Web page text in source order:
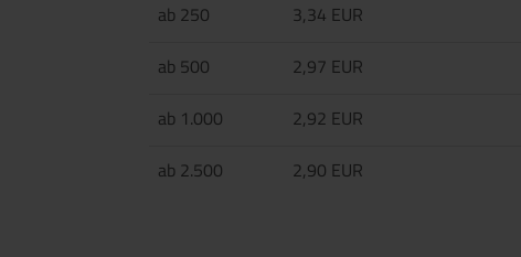
ab 250
3,34 EUR
ab 500
2,97 EUR
ab 1.000
2,92 EUR
ab 2.500
2,90 EUR